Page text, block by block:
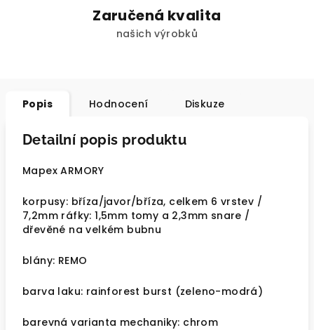
Zaručená kvalita
našich výrobků
Popis Hodnocení Diskuze
Detailní popis produktu
Mapex ARMORY
korpusy: bříza/javor/bříza, celkem 6 vrstev /
7,2mm ráfky: 1,5mm tomy a 2,3mm snare /
dřevěné na velkém bubnu
blány: REMO
barva laku: rainforest burst (zeleno-modrá)
barevná varianta mechaniky: chrom